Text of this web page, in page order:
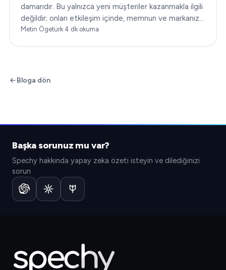
damarıdır. Bu yalnızca yeni müşteriler kazanmakla ilgili
değildir; onları etkileşim içinde, memnun ve markanıza
sadık tutmakla ilgilidir. Bu makalede…
Metin Ögetürk·4 dk okuma
Bloga dön
Başka sorunuz mu var?
Spechy hakkında yapay zeka özeti isteyin ve dilediğinizi
sorun